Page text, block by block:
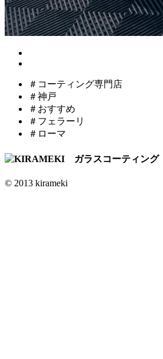
＃コーティング専門店
＃神戸
＃おすすめ
＃フェラーリ
＃ローマ
© 2013 kirameki